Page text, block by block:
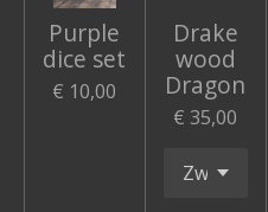
Purple
dice set
€ 10,00
Drake
wood
Dragon
€ 35,00